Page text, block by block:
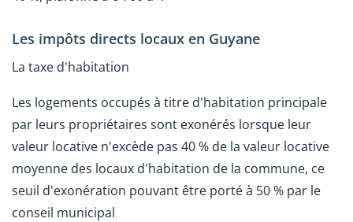
Les impôts directs locaux en Guyane
La taxe d'habitation
Les logements occupés à titre d'habitation principale
par leurs propriétaires sont exonérés lorsque leur
valeur locative n'excède pas 40 % de la valeur locative
moyenne des locaux d'habitation de la commune, ce
seuil d'exonération pouvant être porté à 50 % par le
conseil municipal